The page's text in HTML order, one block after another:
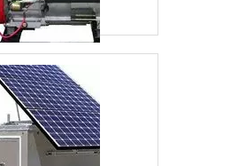
para toda a carteira de